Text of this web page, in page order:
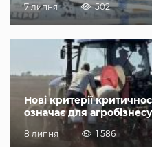
7 липня 502
Нові критерії
означає для агробізнесу
8 липня 1 586